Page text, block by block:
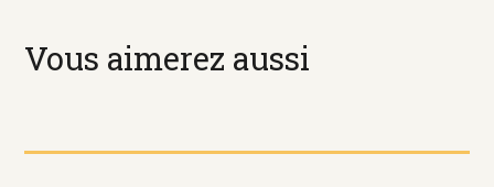
Vous aimerez aussi